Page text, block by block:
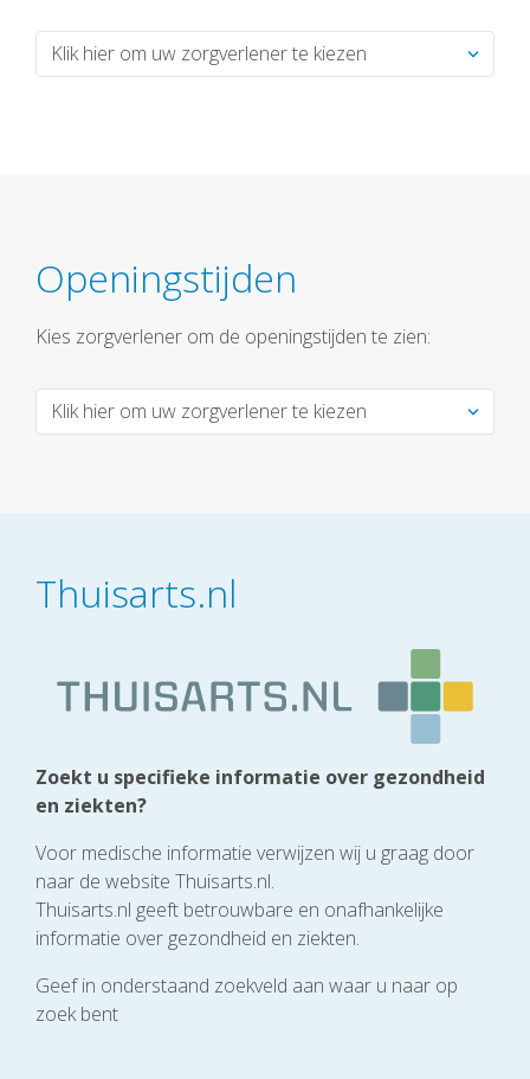
Openingstijden
Kies zorgverlener om de openingstijden te zien:
Thuisarts.nl
Zoekt u specifieke informatie over gezondheid
en ziekten?
Voor medische informatie verwijzen wij u graag door
naar de website Thuisarts.nl.
Thuisarts.nl geeft betrouwbare en onafhankelijke
informatie over gezondheid en ziekten.
Geef in onderstaand zoekveld aan waar u naar op
zoek bent